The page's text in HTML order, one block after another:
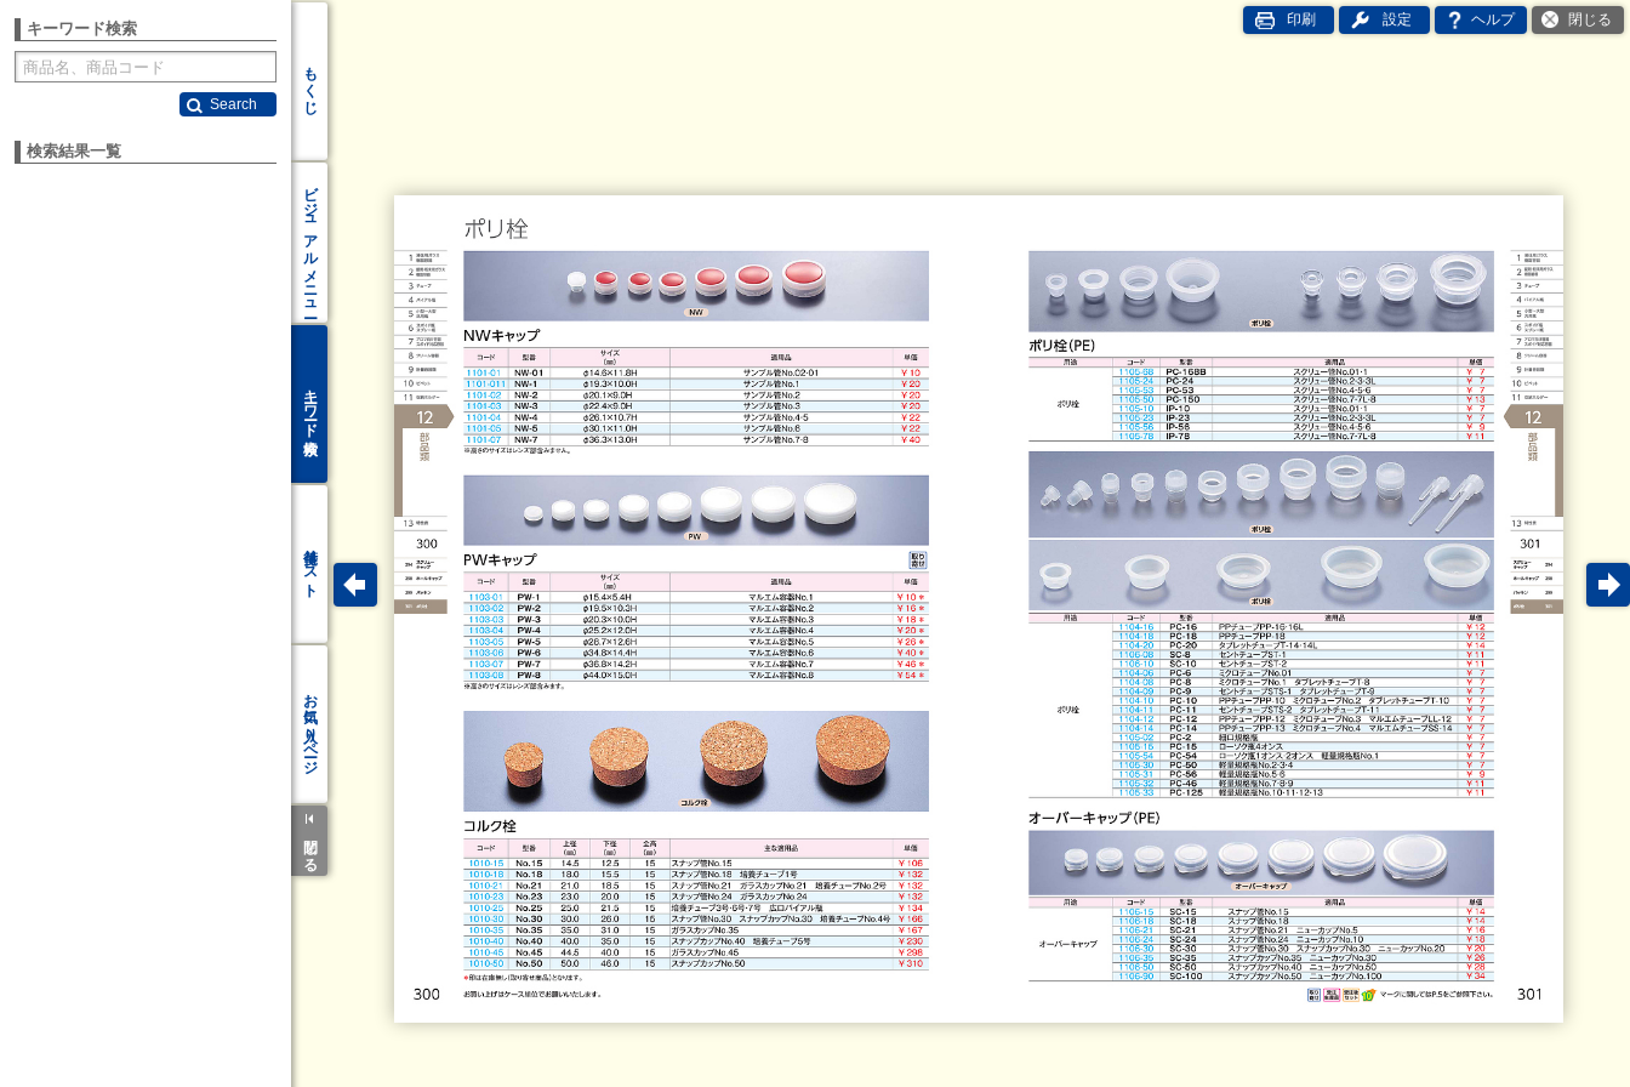
印刷 設定 ヘルプ 閉じる
もくじ
ビジュアル
メニュー
キーワード
リスト
お気に入り
ページ
閉じる
キーワード検索
Search
検索結果一覧